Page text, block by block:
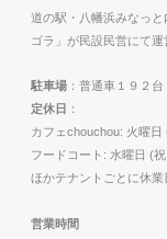
道の駅・八幡浜みなっ
ゴラ」が民設民営にて運
駐車場 ：普通車１９２
定休日 ：
カフェchouchou: 火曜日
フードコート: 水曜日 (
ほかテナントごとに休業
営業時間